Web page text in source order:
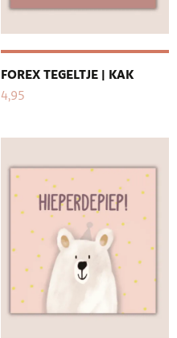
FOREX TEGELTJE | KAK
4,95